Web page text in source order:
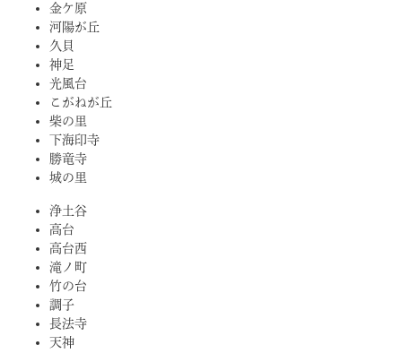
金ケ原
河陽が丘
久貝
神足
光風台
こがねが丘
柴の里
下海印寺
勝竜寺
城の里
浄土谷
高台
高台西
滝ノ町
竹の台
調子
長法寺
天神